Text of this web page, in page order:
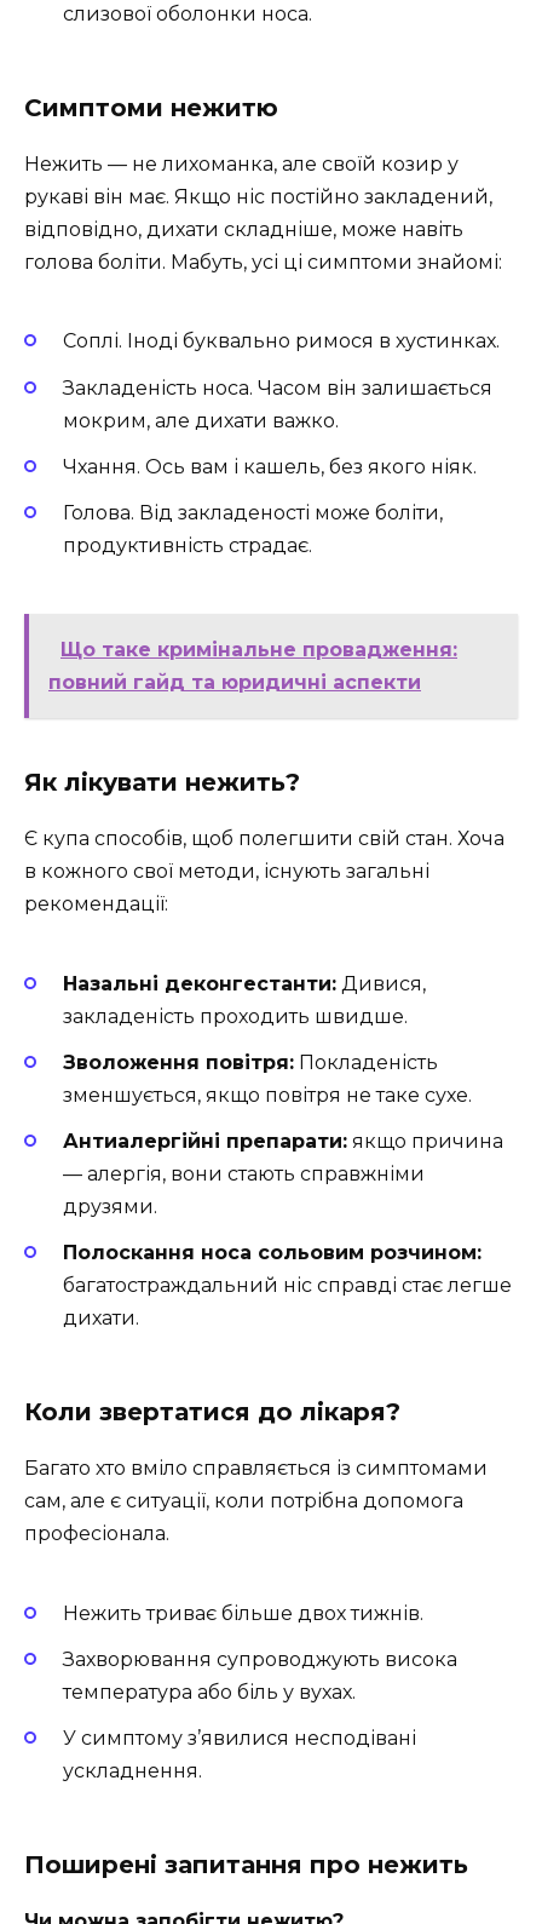
слизової оболонки носа.
Симптоми нежитю
Нежить — не лихоманка, але своїй козир у
рукаві він має. Якщо ніс постійно закладений,
відповідно, дихати складніше, може навіть
голова боліти. Мабуть, усі ці симптоми знайомі:
Соплі. Іноді буквально римося в хустинках.
Закладеність носа. Часом він залишається
мокрим, але дихати важко.
Чхання. Ось вам і кашель, без якого ніяк.
Голова. Від закладеності може боліти,
продуктивність страдає.
Що таке кримінальне провадження:
повний гайд та юридичні аспекти
Як лікувати нежить?
Є купа способів, щоб полегшити свій стан. Хоча
в кожного свої методи, існують загальні
рекомендації:
Назальні деконгестанти: Дивися,
закладеність проходить швидше.
Зволоження повітря: Покладеність
зменшується, якщо повітря не таке сухе.
Антиалергійні препарати: якщо причина
— алергія, вони стають справжніми
друзями.
Полоскання носа сольовим розчином:
багатостраждальний ніс справді стає легше
дихати.
Коли звертатися до лікаря?
Багато хто вміло справляється із симптомами
сам, але є ситуації, коли потрібна допомога
професіонала.
Нежить триває більше двох тижнів.
Захворювання супроводжують висока
температура або біль у вухах.
У симптому з’явилися несподівані
ускладнення.
Поширені запитання про нежить